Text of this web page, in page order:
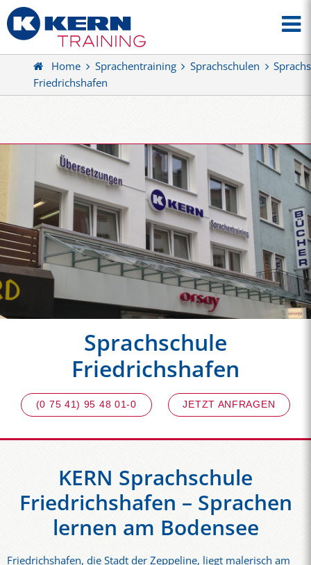
Home Sprachentraining Sprachschulen
Friedrichshafen
Sprachschule
Friedrichshafen
(0 75 41) 95 48 01-0 JETZT ANFRAGEN
KERN Sprachschule
Friedrichshafen – Sprachen
lernen am Bodensee
Friedrichshafen, die Stadt der Zeppeline, liegt malerisch am